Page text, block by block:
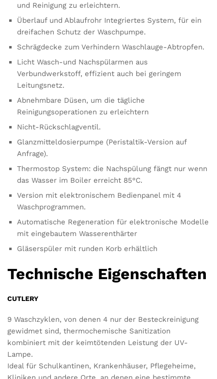
und Reinigung zu erleichtern.
Überlauf und Ablaufrohr Integriertes System, für ein
dreifachen Schutz der Waschpumpe.
Schrägdecke zum Verhindern Waschlauge-Abtropfen.
Licht Wasch-und Nachspülarmen aus
Verbundwerkstoff, effizient auch bei geringem
Leitungsnetz.
Abnehmbare Düsen, um die tägliche
Reinigungsoperationen zu erleichtern
Nicht-Rückschlagventil.
Glanzmitteldosierpumpe (Peristaltik-Version auf
Anfrage).
Thermostop System: die Nachspülung fängt nur wenn
das Wasser im Boiler erreicht 85°C.
Version mit elektronischem Bedienpanel mit 4
Waschprogrammen.
Automatische Regeneration für elektronische Modelle
mit eingebautem Wasserenthärter
Gläserspüler mit runden Korb erhältlich
Technische Eigenschaften
CUTLERY
9 Waschzyklen, von denen 4 nur der Besteckreinigung
gewidmet sind, thermochemische Sanitization
kombiniert mit der keimtötenden Leistung der UV-
Lampe.
Ideal für Schulkantinen, Krankenhäuser, Pflegeheime,